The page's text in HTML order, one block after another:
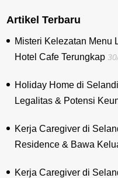
Artikel Terbaru
Misteri Kelezatan Menu
Hotel Cafe Terungkap
Holiday Home di
Legalitas & Potensi
Kerja Caregiver di
Residence & Bawa
Kerja Caregiver di